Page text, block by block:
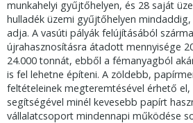
munkahelyi gyűjtőhelyen, és 28 saját
hulladék üzemi gyűjtőhelyen
adja. A vasúti pályák felújításából
újrahasznosításra átadott mennyisége
24.000 tonnát, ebből a fémanyagból
is fel lehetne építeni. A zöldebb,
feltételeinek megteremtésével érhető
segítségével minél kevesebb papírt
vállalatcsoport mindennapi működése